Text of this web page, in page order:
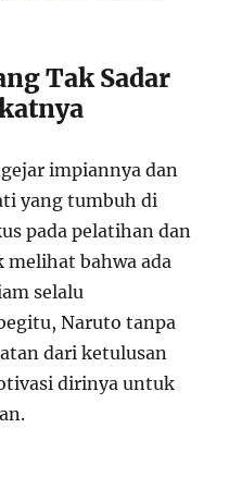
Tak Sadar
impiannya dan
yang tumbuh di
pada pelatihan dan
bahwa ada
selalu
Naruto tanpa
dari ketulusan
dirinya untuk